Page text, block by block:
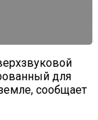
для
сообщает